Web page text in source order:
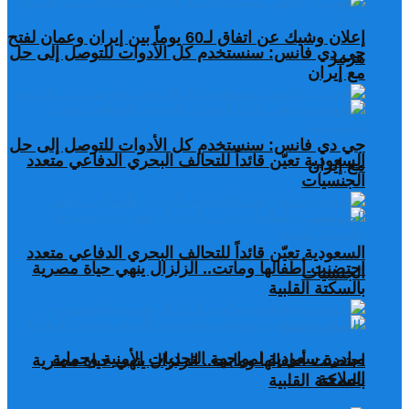
جي دي فانس: سنستخدم كل الأدوات للتوصل إلى حل
مع إيران
السعودية تعيّن قائداً للتحالف البحري الدفاعي متعدد
الجنسيات
احتضنت أطفالها وماتت.. الزلزال ينهي حياة مصرية
بالسكتة القلبية
مبادرة سعودية لمواجهة التحديات الأمنية وحماية
الملاحة
إعلان وشيك عن اتفاق لـ60 يوماً بين إيران وعمان لفتح
هرمز
جي دي فانس: سنستخدم كل الأدوات للتوصل إلى حل
مع إيران
السعودية تعيّن قائداً للتحالف البحري الدفاعي متعدد
الجنسيات
احتضنت أطفالها وماتت.. الزلزال ينهي حياة مصرية
بالسكتة القلبية